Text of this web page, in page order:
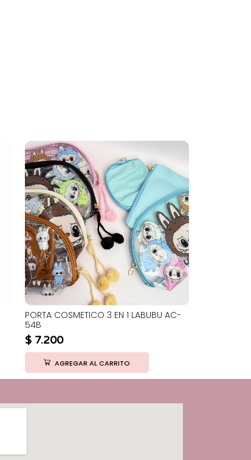
PORTA COSMETICO 3 EN 1 LABUBU AC-
54B
$ 7.200
AGREGAR AL CARRITO